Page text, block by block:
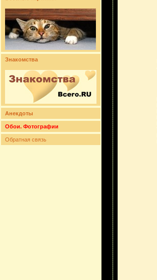
Знакомства
Анекдоты
Обои. Фотографии
Обратная связь